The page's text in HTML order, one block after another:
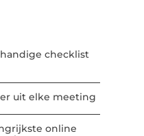
checklist
uit elke meeting
online